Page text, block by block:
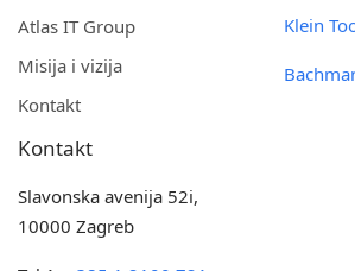
Atlas IT Group
Misija i vizija
Kontakt
Klein
Kontakt
Slavonska avenija 52i,
10000 Zagreb